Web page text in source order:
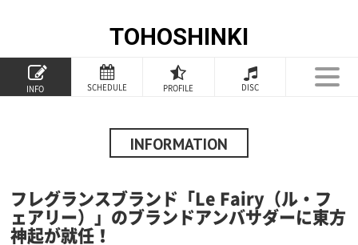
TOHOSHINKI
INFO SCHEDULE PROFILE DISC
TOP
PROFILE
INFORMATION
DISCOGRAPHY
INFORMATION
フレグランスブランド「Le Fairy（ル・フ
ェアリー）」のブランドアンバサダーに東方
神起が就任！